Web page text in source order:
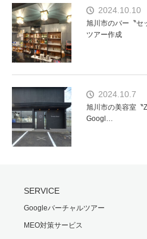
2024.10.10
旭川市のバー〝セ
ツアー作成
2024.10.7
旭川市の美容室〝
Googl…
SERVICE
Googleバーチャルツアー
MEO対策サービス